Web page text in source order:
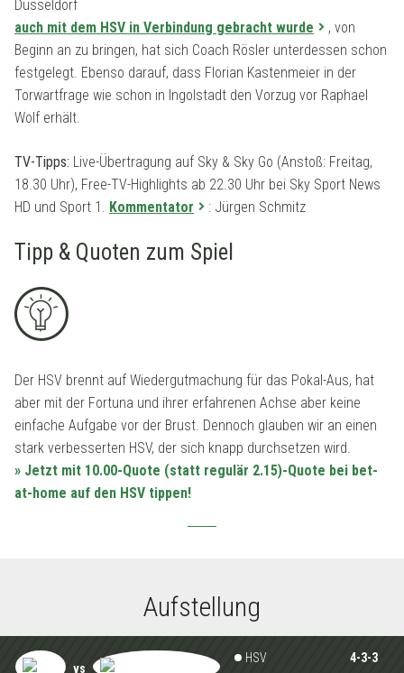
Düsseldorf
auch mit dem HSV in Verbindung gebracht wurde
, von
Beginn an zu bringen, hat sich Coach Rösler unterdessen schon
festgelegt. Ebenso darauf, dass Florian Kastenmeier in der
Torwartfrage wie schon in Ingolstadt den Vorzug vor Raphael
Wolf erhält.
TV-Tipps: Live-Übertragung auf Sky & Sky Go (Anstoß: Freitag,
18.30 Uhr), Free-TV-Highlights ab 22.30 Uhr bei Sky Sport News
HD und Sport 1. Kommentator : Jürgen Schmitz
Tipp & Quoten zum Spiel
Der HSV brennt auf Wiedergutmachung für das Pokal-Aus, hat
aber mit der Fortuna und ihrer erfahrenen Achse aber keine
einfache Aufgabe vor der Brust. Dennoch glauben wir an einen
stark verbesserten HSV, der sich knapp durchsetzen wird.
» Jetzt mit 10.00-Quote (statt regulär 2.15)-Quote bei bet-
at-home auf den HSV tippen!
Aufstellung
vs
HSV
4-3-3